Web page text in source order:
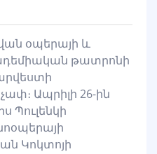
օպերայի և
թատրոնի
Ապրիլի 26-ին
Պուլենկի
Կոկտոյի